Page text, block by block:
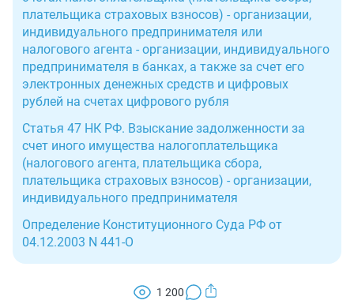
плательщика страховых взносов) - организации,
индивидуального предпринимателя или
налогового агента - организации, индивидуального
предпринимателя в банках, а также за счет его
электронных денежных средств и цифровых
рублей на счетах цифрового рубля
Статья 47 НК РФ. Взыскание задолженности за
счет иного имущества налогоплательщика
(налогового агента, плательщика сбора,
плательщика страховых взносов) - организации,
индивидуального предпринимателя
Определение Конституционного Суда РФ от
04.12.2003 N 441-О
1 200